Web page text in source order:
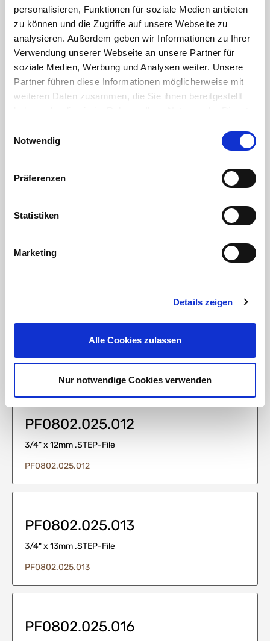
personalisieren, Funktionen für soziale Medien anbieten
zu können und die Zugriffe auf unsere Webseite zu
analysieren. Außerdem geben wir Informationen zu Ihrer
Verwendung unserer Webseite an unsere Partner für
soziale Medien, Werbung und Analysen weiter. Unsere
Partner führen diese Informationen möglicherweise mit
weiteren Daten zusammen, die Sie ihnen bereitgestellt
haben oder die sie im Rahmen Ihrer Nutzung der Dienste
Cookies, wenn Sie unsere Webseite weiterhin nutzen.
Notwendig
Präferenzen
Statistiken
Marketing
Details zeigen
Alle Cookies zulassen
Nur notwendige Cookies verwenden
PF0802.020.019
1/2" x 19mm - step-file
PF0802.020.019
1/2" x 20mm
PF0802.020.025
PF0802.025.010
3/4" x 10mm .STEP-File
PF0802.025.010
PF0802.025.012
3/4" x 12mm .STEP-File
PF0802.025.012
PF0802.025.013
3/4" x 13mm .STEP-File
PF0802.025.013
PF0802.025.016